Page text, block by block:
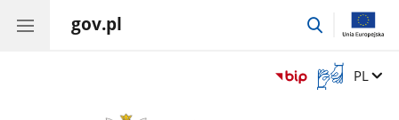
gov.pl
przejdź
Otwórz
okno
Zmień
PL